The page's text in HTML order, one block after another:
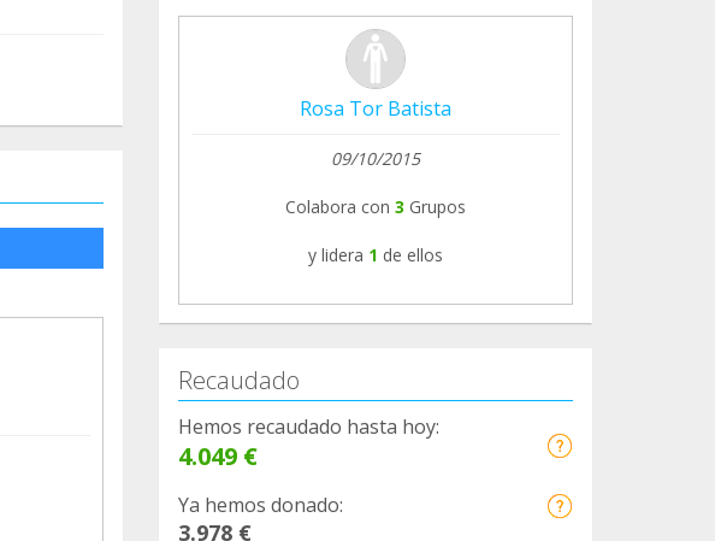
Rosa Tor Batista
09/10/2015
Colabora con 3 Grupos
y lidera 1 de ellos
Recaudado
Hemos recaudado hasta hoy:
4.049 €
Ya hemos donado:
3.978 €